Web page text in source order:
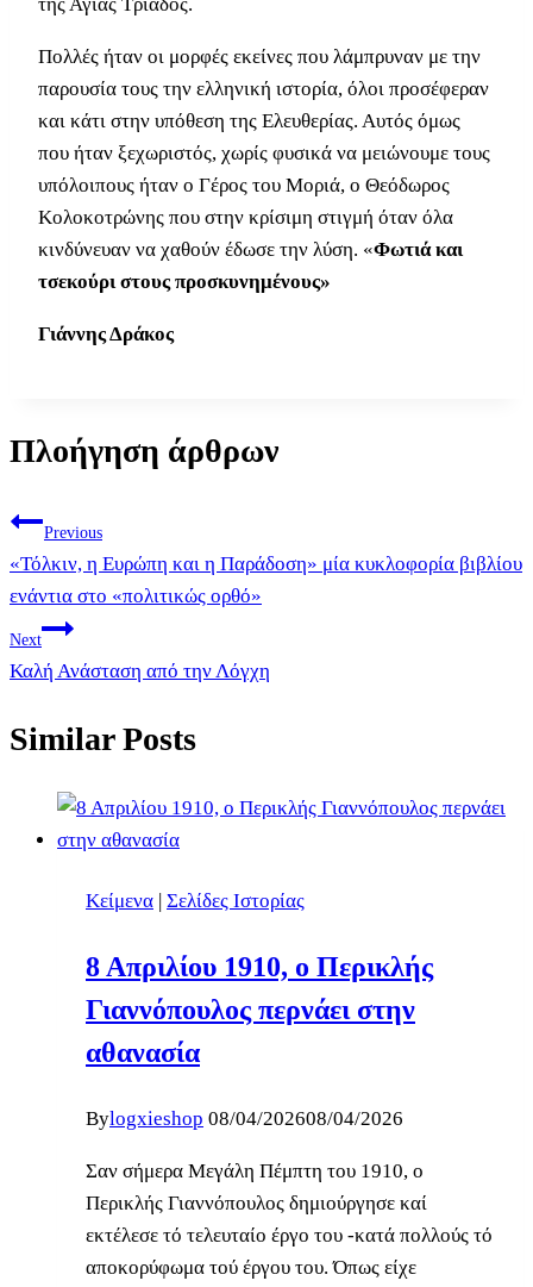
Πολλές ήταν οι μορφές εκείνες που λάμπρυναν με την
παρουσία τους την ελληνική ιστορία, όλοι προσέφεραν
και κάτι στην υπόθεση της Ελευθερίας. Αυτός όμως
που ήταν ξεχωριστός, χωρίς φυσικά να μειώνουμε τους
υπόλοιπους ήταν ο Γέρος του Μοριά, ο Θεόδωρος
Κολοκοτρώνης που στην κρίσιμη στιγμή όταν όλα
κινδύνευαν να χαθούν έδωσε την λύση. «Φωτιά και
τσεκούρι στους προσκυνημένους»
Γιάννης Δράκος
Πλοήγηση άρθρων
Previous
«Τόλκιν, η Ευρώπη και η Παράδοση» μία κυκλοφορία βιβλίου
ενάντια στο «πολιτικώς ορθό»
Next
Καλή Ανάσταση από την Λόγχη
Similar Posts
Κείμενα | Σελίδες Ιστορίας
8 Απριλίου 1910, ο Περικλής
Γιαννόπουλος περνάει στην
αθανασία
Bylogxieshop 08/04/202608/04/2026
Σαν σήμερα Μεγάλη Πέμπτη του 1910, ο
Περικλής Γιαννόπουλος δημιούργησε καί
εκτέλεσε τό τελευταίο έργο του -κατά πολλούς τό
αποκορύφωμα τού έργου του. Όπως είχε